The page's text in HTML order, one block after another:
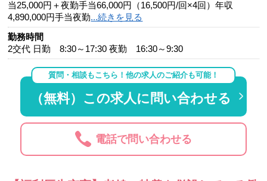
当25,000円＋夜勤手当66,000円（16,500円/回×4回）年収
4,890,000円手当夜勤...続きを見る
勤務時間
2交代 日勤 8:30～17:30 夜勤 16:30～9:30
質問・相談もこちら！他の求人のご紹介も可能！
（無料）この求人に問い合わせる
電話で問い合わせる